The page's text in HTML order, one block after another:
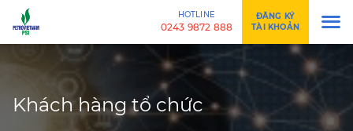
HOTLINE
0243 9872 888
ĐĂNG KÝ
TÀI KHOẢN
Khách hàng tổ chức